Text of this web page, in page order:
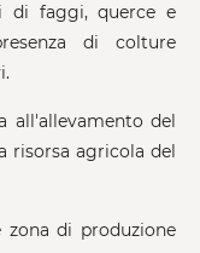
di faggi, querce e
di colture
all'allevamento del
risorsa agricola del
di produzione